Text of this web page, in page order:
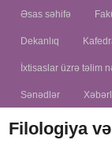
Əsas səhifə
Dekanlıq
İxtisaslar üzrə təlim
Sənədlər
Filologiya